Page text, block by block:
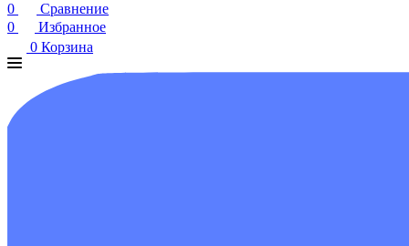
0
Сравнение
0
Избранное
0 Корзина